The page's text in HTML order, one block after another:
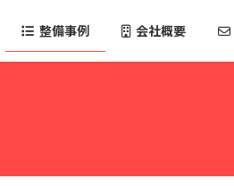
整備事例 会社概要